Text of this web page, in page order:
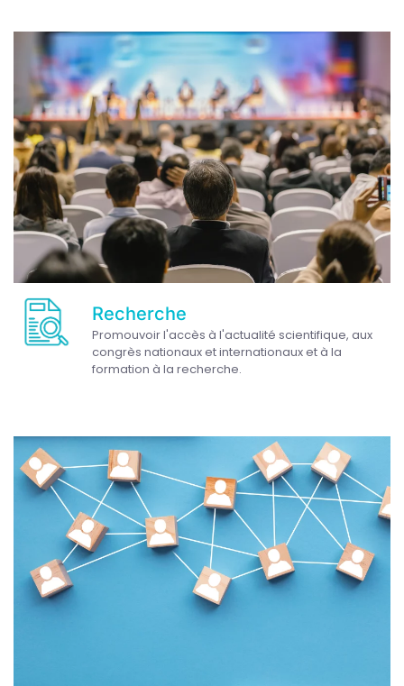
Recherche
Promouvoir l'accès à l'actualité scientifique, aux
congrès nationaux et internationaux et à la
formation à la recherche.